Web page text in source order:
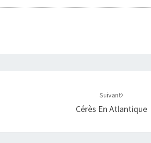
Suivant
Cérès En Atlantique